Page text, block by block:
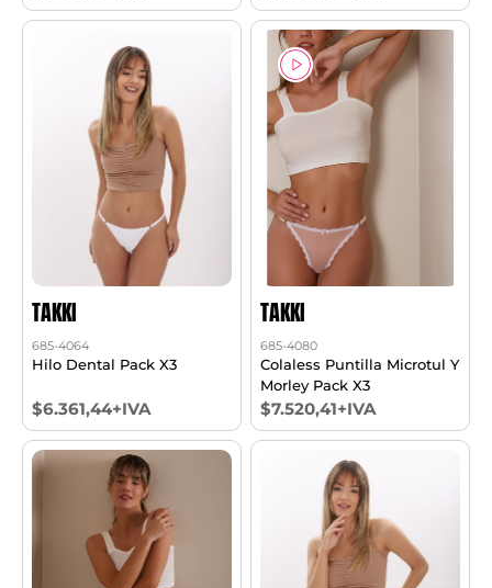
TAKKI
685-4064
Hilo Dental Pack X3
$6.361,44+IVA
TAKKI
685-4080
Colaless Puntilla Microtul Y
Morley Pack X3
$7.520,41+IVA